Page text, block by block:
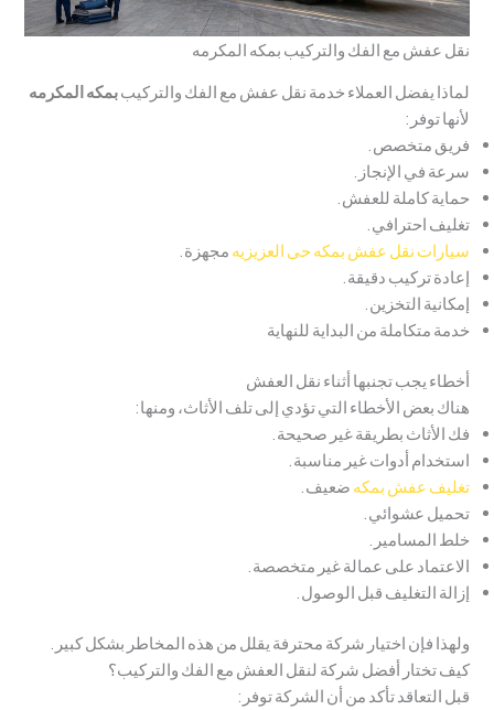
نقل عفش مع الفك والتركيب بمكه المكرمه
لماذا يفضل العملاء خدمة نقل عفش مع الفك والتركيببمكه المكرمه
لأنها توفر:
فريق متخصص.
سرعة في الإنجاز.
حماية كاملة للعفش.
تغليف احترافي.
سيارات نقل عفش بمكه حى العزيزيه مجهزة.
إعادة تركيب دقيقة.
إمكانية التخزين.
خدمة متكاملة من البداية للنهاية
أخطاء يجب تجنبها أثناء نقل العفش
هناك بعض الأخطاء التي تؤدي إلى تلف الأثاث، ومنها:
فك الأثاث بطريقة غير صحيحة.
استخدام أدوات غير مناسبة.
تغليف عفش بمكه ضعيف.
تحميل عشوائي.
خلط المسامير.
الاعتماد على عمالة غير متخصصة.
إزالة التغليف قبل الوصول.
ولهذا فإن اختيار شركة محترفة يقلل من هذه المخاطر بشكل كبير.
كيف تختار أفضل شركة لنقل العفش مع الفك والتركيب؟
قبل التعاقد تأكد من أن الشركة توفر: